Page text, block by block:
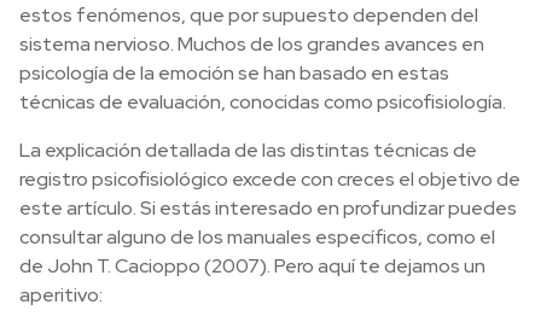
estos fenómenos, que por supuesto dependen del
sistema nervioso. Muchos de los grandes avances en
psicología de la emoción se han basado en estas
técnicas de evaluación, conocidas como psicofisiología.
La explicación detallada de las distintas técnicas de
registro psicofisiológico excede con creces el objetivo de
este artículo. Si estás interesado en profundizar puedes
consultar alguno de los manuales específicos, como el
de John T. Cacioppo (2007). Pero aquí te dejamos un
aperitivo: